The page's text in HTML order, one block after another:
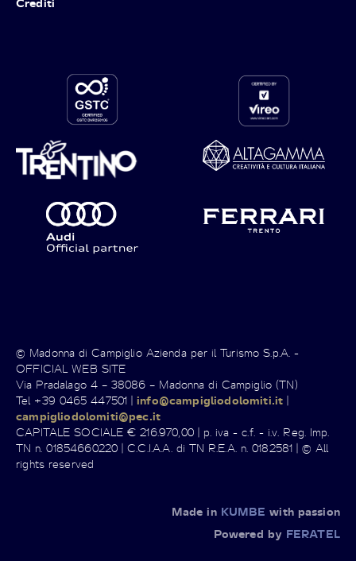
Crediti
© Madonna di Campiglio Azienda per il Turismo S.p.A. -
OFFICIAL WEB SITE
Via Pradalago 4 – 38086 – Madonna di Campiglio (TN)
Tel +39 0465 447501 |info@campigliodolomiti.it |
campigliodolomiti@pec.it
CAPITALE SOCIALE € 216.970,00 | p. iva - c.f. - i.v. Reg. Imp.
TN n. 01854660220 | C.C.I.A.A. di TN R.E.A. n. 0182581 | © All
rights reserved
Made in KUMBE with passion
Powered by FERATEL